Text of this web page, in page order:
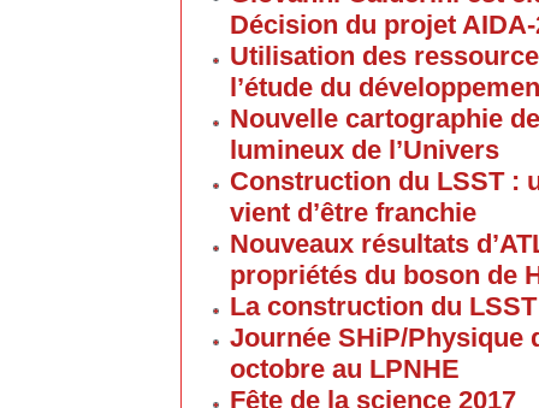
Décision du projet AIDA-
Utilisation des
l’étude du
Nouvelle cartographie
lumineux de l’Univers
Construction du LSST :
vient d’être franchie
Nouveaux résultats
propriétés du boson de
La construction du
Journée SHiP/Physique
octobre au LPNHE
Fête de la science 2017